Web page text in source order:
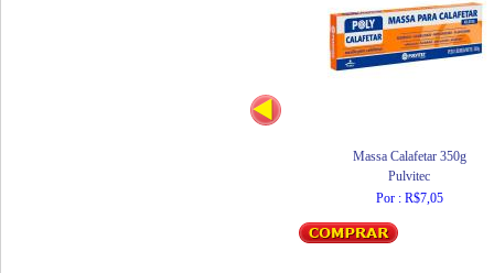
Massa Calafetar 350g
Pulvitec
Por : R$7,05